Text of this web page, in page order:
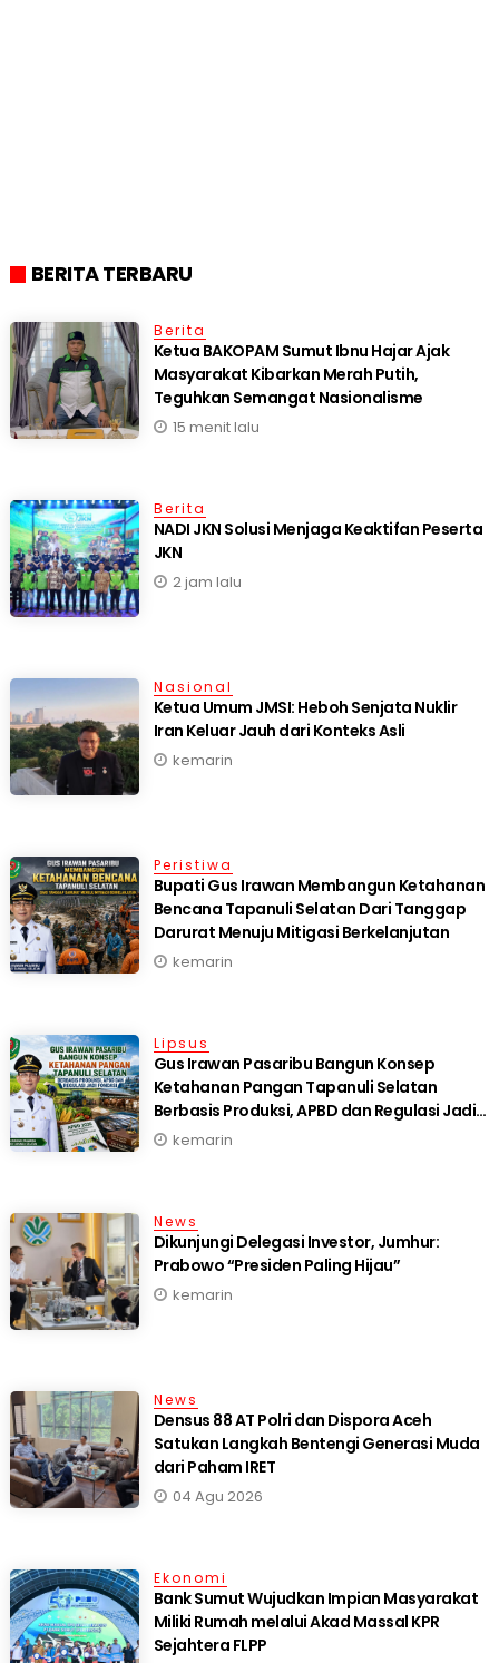
BERITA TERBARU
Berita
Ketua BAKOPAM Sumut Ibnu Hajar Ajak
Masyarakat Kibarkan Merah Putih,
Teguhkan Semangat Nasionalisme
15 menit lalu
Berita
NADI JKN Solusi Menjaga Keaktifan Peserta
JKN
2 jam lalu
Nasional
Ketua Umum JMSI: Heboh Senjata Nuklir
Iran Keluar Jauh dari Konteks Asli
kemarin
Peristiwa
Bupati Gus Irawan Membangun Ketahanan
Bencana Tapanuli Selatan Dari Tanggap
Darurat Menuju Mitigasi Berkelanjutan
kemarin
Lipsus
Gus Irawan Pasaribu Bangun Konsep
Ketahanan Pangan Tapanuli Selatan
Berbasis Produksi, APBD dan Regulasi Jadi
Fondasi
kemarin
News
Dikunjungi Delegasi Investor, Jumhur:
Prabowo “Presiden Paling Hijau”
kemarin
News
Densus 88 AT Polri dan Dispora Aceh
Satukan Langkah Bentengi Generasi Muda
dari Paham IRET
04 Agu 2026
Ekonomi
Bank Sumut Wujudkan Impian Masyarakat
Miliki Rumah melalui Akad Massal KPR
Sejahtera FLPP